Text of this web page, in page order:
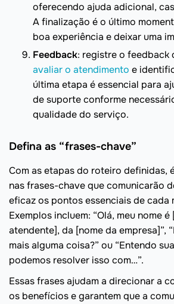
oferecendo ajuda adicional,
A finalização é o último
boa experiência e deixar uma
Feedback: registre o feedback
avaliar o atendimento e
última etapa é essencial para
de suporte conforme
qualidade do serviço.
Defina as “frases-chave”
Com as etapas do roteiro definidas,
nas frases-chave que comunicarão
eficaz os pontos essenciais de cada
Exemplos incluem: “Olá, meu nome é
atendente], da [nome da empresa]”,
mais alguma coisa?” ou “Entendo
podemos resolver isso com…”.
Essas frases ajudam a direcionar a
os benefícios e garantem que a